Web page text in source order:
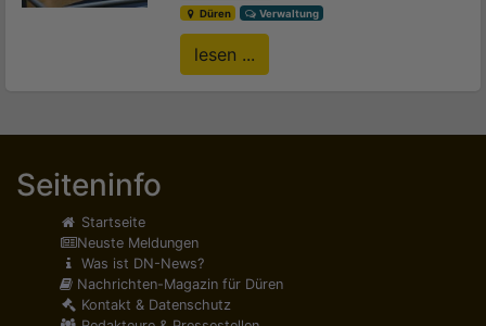
Düren
Verwaltung
lesen ...
Seiteninfo
Startseite
Neuste Meldungen
Was ist DN-News?
Nachrichten-Magazin für Düren
Kontakt & Datenschutz